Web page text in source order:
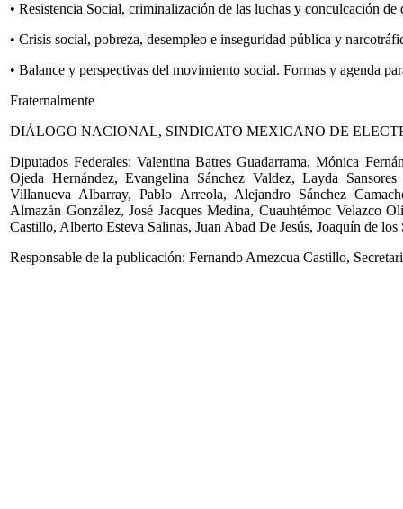
• Resistencia Social, criminalización de las luchas y conculcación de
• Crisis social, pobreza, desempleo e inseguridad pública y
• Balance y perspectivas del movimiento social. Formas y agenda
Fraternalmente
DIÁLOGO NACIONAL, SINDICATO MEXICANO DE
Diputados Federales: Valentina Batres Guadarrama, Mónica
Ojeda Hernández, Evangelina Sánchez Valdez, Layda
Villanueva Albarray, Pablo Arreola, Alejandro Sánchez
Almazán González, José Jacques Medina, Cuauhtémoc Velazco
Castillo, Alberto Esteva Salinas, Juan Abad De Jesús, Joaquín de
Responsable de la publicación: Fernando Amezcua Castillo,